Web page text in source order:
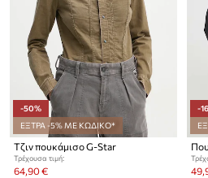
-50%
ΕΞΤΡΑ -5% ΜΕ ΚΩΔΙΚΟ*
Τζιν πουκάμισο G-Star
Τρέχουσα τιμή:
64,90 €
-